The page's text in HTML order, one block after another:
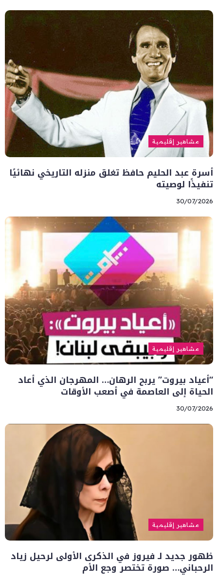
مشاهير إقليمية
أسرة عبد الحليم حافظ تغلق منزله التاريخي نهائيًا
تنفيذًا لوصيته
30/07/2026
مشاهير إقليمية
“أعياد بيروت” يربح الرهان… المهرجان الذي أعاد
الحياة إلى العاصمة في أصعب الأوقات
30/07/2026
مشاهير إقليمية
ظهور جديد لـ فيروز في الذكرى الأولى لرحيل زياد
الرحباني… صورة تختصر وجع الأم